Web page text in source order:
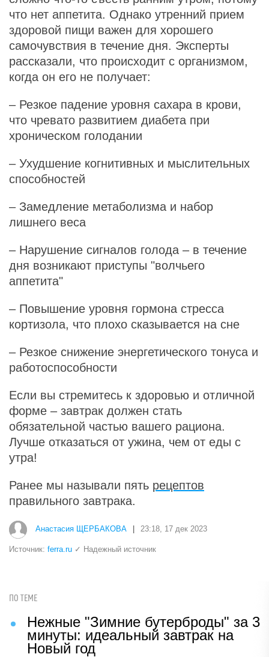
что нет аппетита. Однако утренний прием
здоровой пищи важен для хорошего
самочувствия в течение дня. Эксперты
рассказали, что происходит с организмом,
когда он его не получает:
– Резкое падение уровня сахара в крови,
что чревато развитием диабета при
хроническом голодании
– Ухудшение когнитивных и мыслительных
способностей
– Замедление метаболизма и набор
лишнего веса
– Нарушение сигналов голода – в течение
дня возникают приступы "волчьего
аппетита"
– Повышение уровня гормона стресса
кортизола, что плохо сказывается на сне
– Резкое снижение энергетического тонуса и
работоспособности
Если вы стремитесь к здоровью и отличной
форме – завтрак должен стать
обязательной частью вашего рациона.
Лучше отказаться от ужина, чем от еды с
утра!
Ранее мы называли пять рецептов
правильного завтрака.
Анастасия ЩЕРБАКОВА 23:18, 17 дек 2023
Источник: ferra.ru ✓ Надежный источник
ПО ТЕМЕ
Нежные "Зимние бутерброды" за 3
минуты: идеальный завтрак на
Новый год